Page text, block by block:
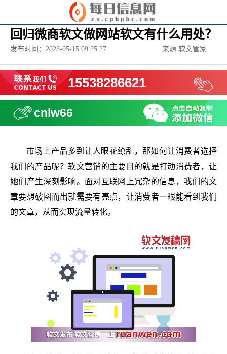
回归微商软文做网站软文有什么用处？
发布时间：2023-05-15 09:25:27 来源:软文管家
15538286621
cnlw66
市场上产品多到让人眼花缭乱，那如何让消费者选择
我们的产品呢？软文营销的主要目的就是打动消费者，让
她们产生深刻影响。面对互联网上冗杂的信息，我们的文
章要想破圈而出就需要有亮点，让消费者一眼能看到我们
的文章，从而实现流量转化。